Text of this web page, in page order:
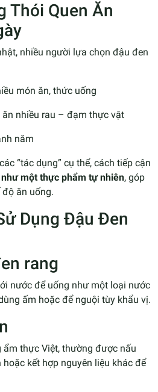
Thói Quen Ăn
nhiều người lựa chọn đậu đen
món ăn, thức uống
ăn nhiều rau – đạm thực vật
năm
“tác dụng” cụ thể, cách tiếp cận
một thực phẩm tự nhiên, góp
ăn uống.
Dụng Đậu Đen
rang
nước để uống như một loại nước
ấm hoặc để nguội tùy khẩu vị.
ẩm thực Việt, thường được nấu
kết hợp nguyên liệu khác để